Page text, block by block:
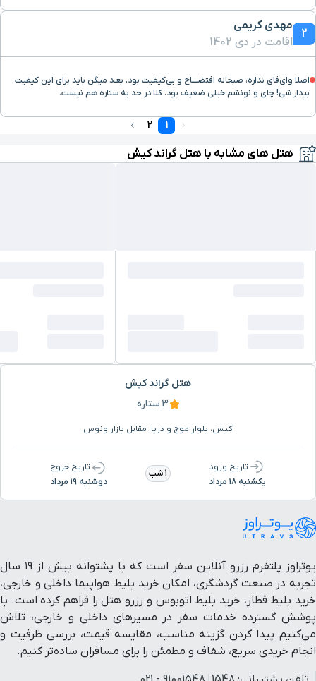
2
مهدی کریمی
اقامت در دی 1402
اصلا وای‌فای نداره، صبحانه افتضــــاح و بی‌کیفیت بود. بعـد میگن باید برای این کیفیت
بیدار شی! چای و نونشم خیلی ضعیف بود. کلا در حد یه ستاره هم نیست.
1
2
هتل های مشابه با هتل گراند کیش
هتل گراند کیش
3 ستاره
کیش، بلوار موج و دریا، مقابل بازار ونوس
تاریخ ورود
یکشنبه ۱۸ مرداد
1 شب
تاریخ خروج
دوشنبه ۱۹ مرداد
یوتراوز پلتفرم رزرو آنلاین سفر است که با پشتوانه بیش از ۱۹ سال
تجربه در صنعت گردشگری، امکان خرید بلیط هواپیما داخلی و خارجی،
خرید بلیط قطار، خرید بلیط اتوبوس و رزرو هتل را فراهم کرده است. با
پوشش گسترده خدمات سفر در مسیرهای داخلی و خارجی، تلاش
می‌کنیم پیدا کردن گزینه مناسب، مقایسه قیمت، بررسی ظرفیت و
انجام خریدی سریع، شفاف و مطمئن را برای مسافران ساده‌تر کنیم.